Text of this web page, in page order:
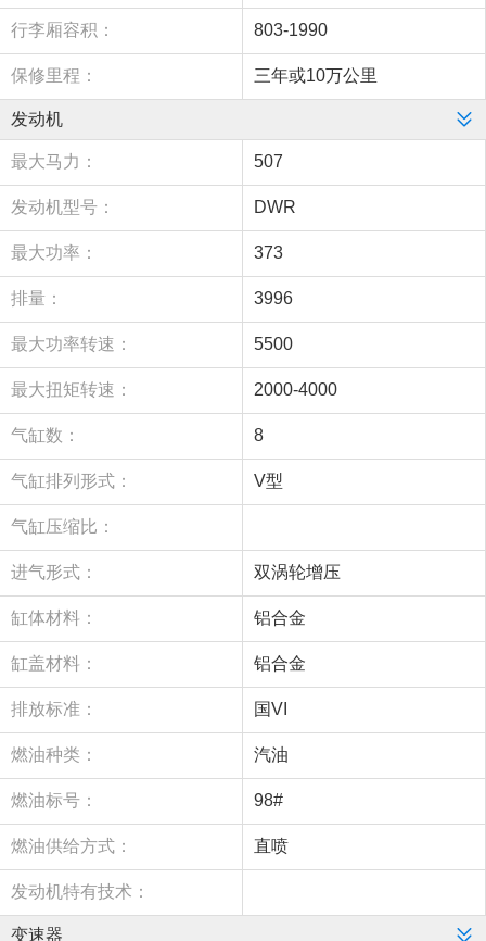
行李厢容积： 803-1990
保修里程： 三年或10万公里
发动机
最大马力： 507
发动机型号： DWR
最大功率： 373
排量： 3996
最大功率转速： 5500
最大扭矩转速： 2000-4000
气缸数： 8
气缸排列形式： V型
气缸压缩比：
进气形式： 双涡轮增压
缸体材料： 铝合金
缸盖材料： 铝合金
排放标准： 国VI
燃油种类： 汽油
燃油标号： 98#
燃油供给方式： 直喷
发动机特有技术：
变速器